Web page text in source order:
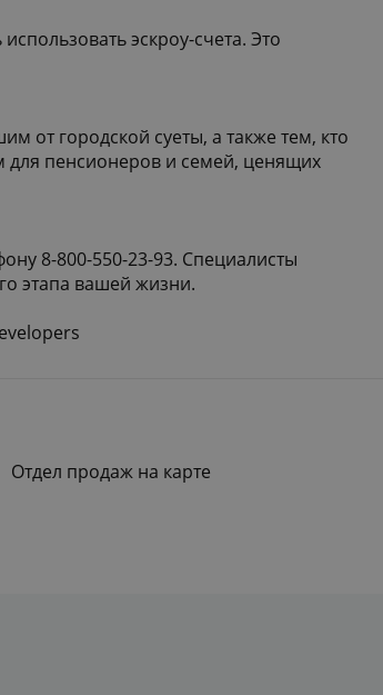
эскроу-счета. Это
от городской суеты, а также тем, кто
пенсионеров и семей, ценящих
8-800-550-23-93. Специалисты
этапа вашей жизни.
Отдел продаж на карте